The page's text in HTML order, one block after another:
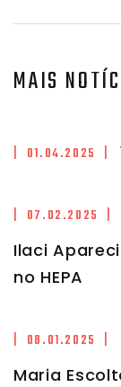
MAIS
| 01.04.2025 |
| 07.02.2025 |
Ilaci
no HEPA
| 08.01.2025 |
Maria